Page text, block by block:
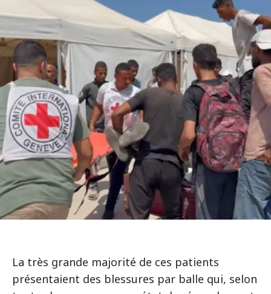
La très grande majorité de ces patients
présentaient des blessures par balle qui, selon